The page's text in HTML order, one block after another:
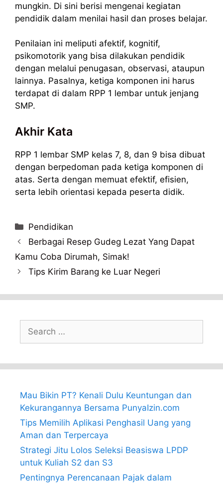
mungkin. Di sini berisi mengenai kegiatan
pendidik dalam menilai hasil dan proses belajar.
Penilaian ini meliputi afektif, kognitif,
psikomotorik yang bisa dilakukan pendidik
dengan melalui penugasan, observasi, ataupun
lainnya. Pasalnya, ketiga komponen ini harus
terdapat di dalam RPP 1 lembar untuk jenjang
SMP.
Akhir Kata
RPP 1 lembar SMP kelas 7, 8, dan 9 bisa dibuat
dengan berpedoman pada ketiga komponen di
atas. Serta dengan memuat efektif, efisien,
serta lebih orientasi kepada peserta didik.
Categories
Pendidikan
Berbagai Resep Gudeg Lezat Yang Dapat
Kamu Coba Dirumah, Simak!
Tips Kirim Barang ke Luar Negeri
Search
for:
Mau Bikin PT? Kenali Dulu Keuntungan dan
Kekurangannya Bersama PunyaIzin.com
Tips Memilih Aplikasi Penghasil Uang yang
Aman dan Terpercaya
Strategi Jitu Lolos Seleksi Beasiswa LPDP
untuk Kuliah S2 dan S3
Pentingnya Perencanaan Pajak dalam